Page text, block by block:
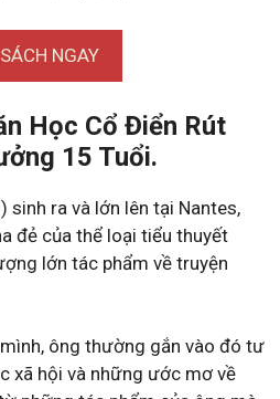
NGAY
Học Cổ Điển Rút
15 Tuổi.
ra và lớn lên tại Nantes,
đẻ của thể loại tiểu thuyết
lớn tác phẩm về truyện
ông thường gắn vào đó tư
xã hội và những ước mơ về